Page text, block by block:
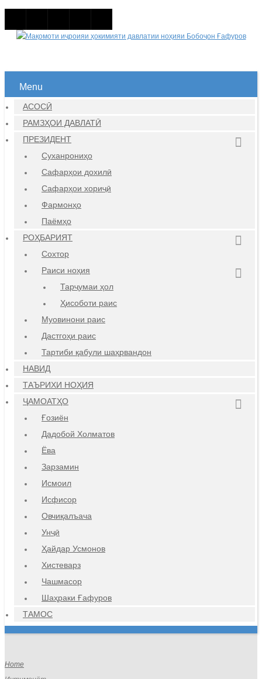
Menu
АСОСӢ
РАМЗҲОИ ДАВЛАТӢ
ПРЕЗИДЕНТ
Суханрониҳо
Сафарҳои дохилӣ
Сафарҳои хориҷӣ
Фармонҳо
Паёмҳо
РОҲБАРИЯТ
Сохтор
Раиси ноҳия
Тарҷумаи ҳол
Ҳисоботи раис
Муовинони раис
Дастгоҳи раис
Тартиби қабули шаҳрвандон
НАВИД
ТАЪРИХИ НОҲИЯ
ҶАМОАТҲО
Ғозиён
Дадобой Холматов
Ёва
Зарзамин
Исмоил
Исфисор
Овчиқалъача
Унҷӣ
Ҳайдар Усмонов
Хистеварз
Чашмасор
Шаҳраки Ғафуров
ТАМОС
Home